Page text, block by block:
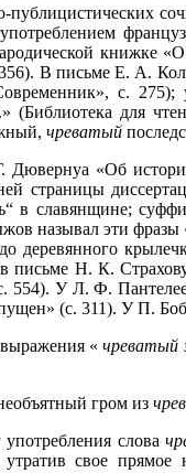
книжке «О
В письме Е. А.
с.
(Библиотека для
чреватый
«Об
страницы
в славянщине;
называл эти
деревянного
письме Н. К.
554). У Л. Ф.
(с. 311). У П.
«чреватый
гром из
слова
свое прямое